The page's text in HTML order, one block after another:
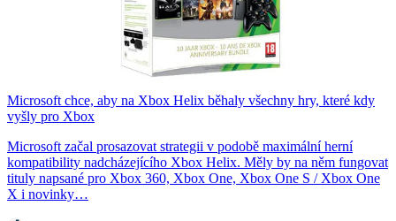
Microsoft chce, aby na Xbox Helix běhaly všechny hry, které kdy
vyšly pro Xbox
Microsoft začal prosazovat strategii v podobě maximální herní
kompatibility nadcházejícího Xbox Helix. Měly by na něm fungovat
tituly napsané pro Xbox 360, Xbox One, Xbox One S / Xbox One
X i novinky…